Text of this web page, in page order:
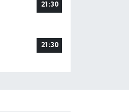
21:30
21:30